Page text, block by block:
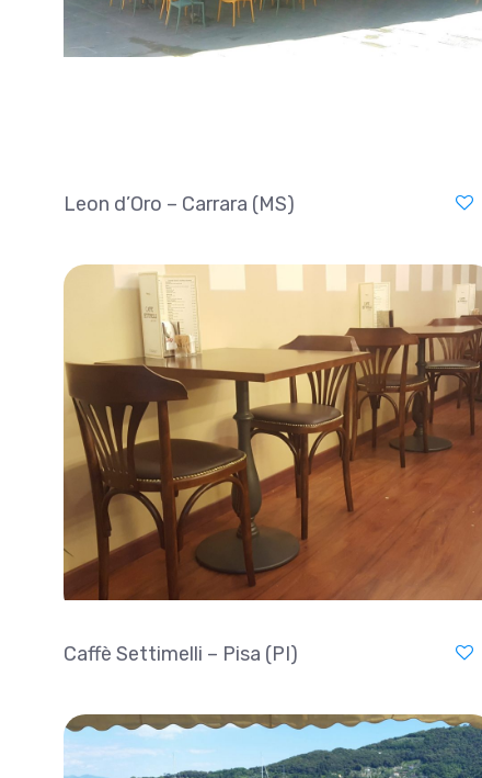
Leon d’Oro – Carrara (MS)
Caffè Settimelli – Pisa (PI)